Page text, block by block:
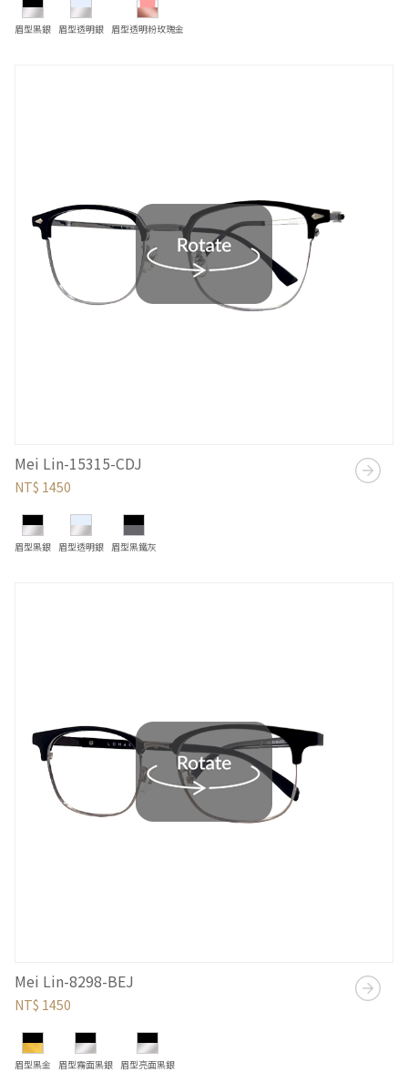
眉型黑銀 眉型透明銀 眉型透明粉玫瑰金
Mei Lin-15315-CDJ
NT$ 1450
眉型黑銀 眉型透明銀 眉型黑鐵灰
Mei Lin-8298-BEJ
NT$ 1450
眉型黑金 眉型霧面黑銀 眉型亮面黑銀